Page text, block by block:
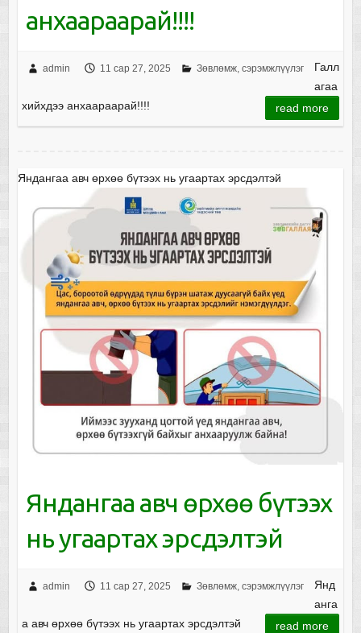
анхаараарай!!!!
admin 11 сар 27, 2025 Зөвлөмж, сэрэмжлүүлэг
Галл
агаа
хийхдээ анхаараарай!!!!
read more
Яндангаа авч өрхөө бүтээх нь угаартах эрсдэлтэй
Яндангаа авч өрхөө бүтээх
нь угаартах эрсдэлтэй
admin 11 сар 27, 2025 Зөвлөмж, сэрэмжлүүлэг
Янд
анга
а авч өрхөө бүтээх нь угаартах эрсдэлтэй
read more